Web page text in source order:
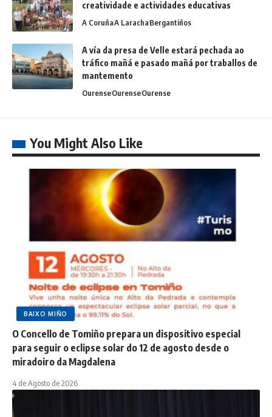
creatividade e actividades educativas
A CoruñaA LarachaBergantiños
A vía da presa de Velle estará pechada ao
tráfico mañá e pasado mañá por traballos de
mantemento
OurenseOurenseOurense
You Might Also Like
BAIXO MIÑO
O Concello de Tomiño prepara un dispositivo especial
para seguir o eclipse solar do 12 de agosto desde o
miradoiro da Magdalena
4 de Agosto de 2026